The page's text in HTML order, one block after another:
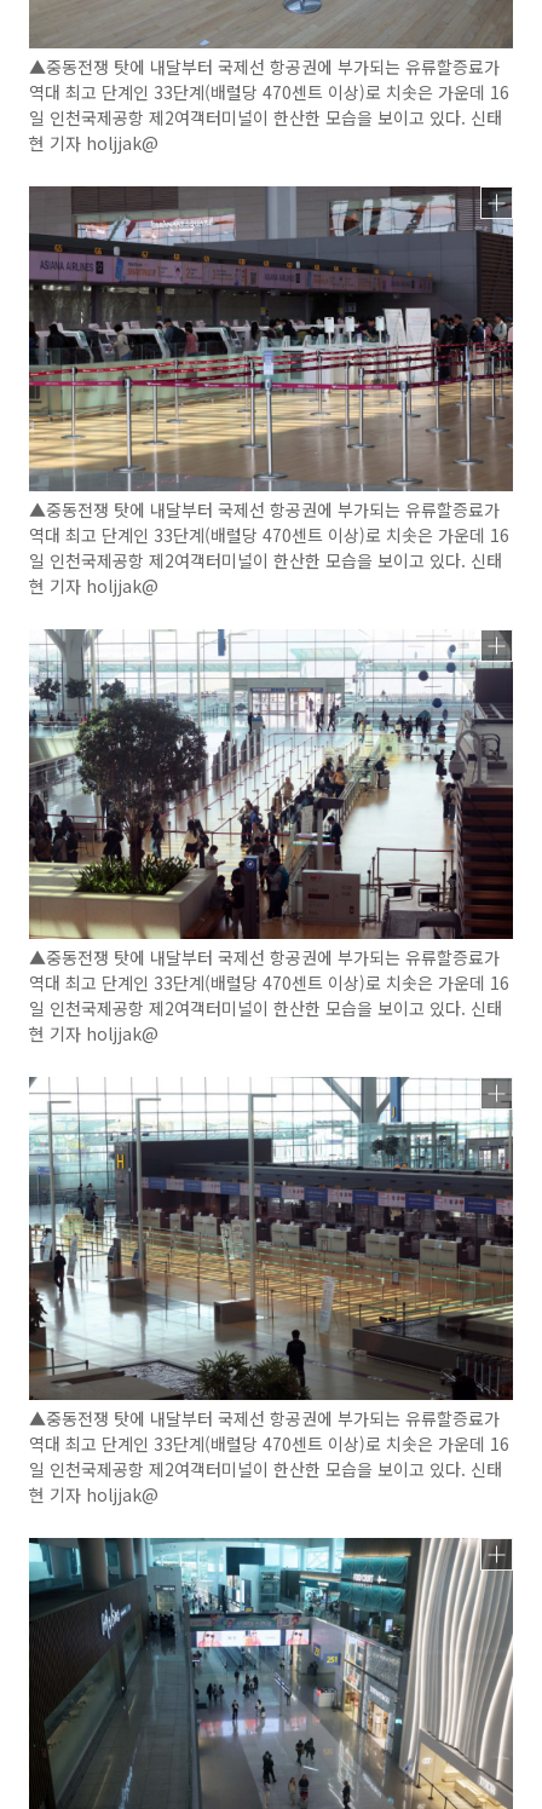
▲중동전쟁 탓에 내달부터 국제선 항공권에 부가되는 유류할증료가
역대 최고 단계인 33단계(배럴당 470센트 이상)로 치솟은 가운데 16
일 인천국제공항 제2여객터미널이 한산한 모습을 보이고 있다. 신태
현 기자 holjjak@
▲중동전쟁 탓에 내달부터 국제선 항공권에 부가되는 유류할증료가
역대 최고 단계인 33단계(배럴당 470센트 이상)로 치솟은 가운데 16
일 인천국제공항 제2여객터미널이 한산한 모습을 보이고 있다. 신태
현 기자 holjjak@
▲중동전쟁 탓에 내달부터 국제선 항공권에 부가되는 유류할증료가
역대 최고 단계인 33단계(배럴당 470센트 이상)로 치솟은 가운데 16
일 인천국제공항 제2여객터미널이 한산한 모습을 보이고 있다. 신태
현 기자 holjjak@
▲중동전쟁 탓에 내달부터 국제선 항공권에 부가되는 유류할증료가
역대 최고 단계인 33단계(배럴당 470센트 이상)로 치솟은 가운데 16
일 인천국제공항 제2여객터미널이 한산한 모습을 보이고 있다. 신태
현 기자 holjjak@